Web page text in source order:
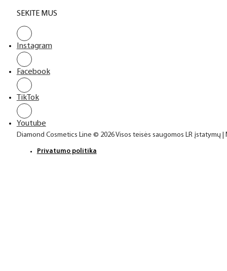
SEKITE MUS
Instagram
Facebook
TikTok
Youtube